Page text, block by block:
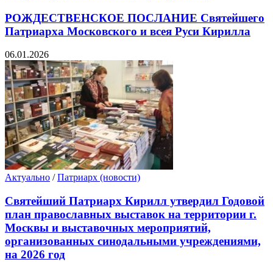
РОЖДЕСТВЕНСКОЕ ПОСЛАНИЕ Святейшего
Патриарха Московского и всея Руси Кирилла
06.01.2026
Актуально /Патриарх (новости)
Святейший Патриарх Кирилл утвердил Годовой
план православных выставок на территории г.
Москвы и выставочных мероприятий,
организованных синодальными учреждениями,
на 2026 год